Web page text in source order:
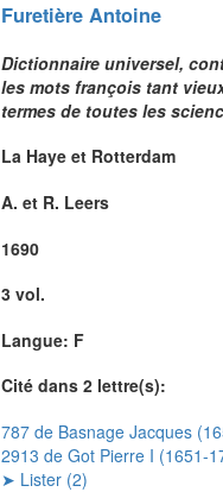
Furetière Antoine
Dictionnaire universel,
les mots françois tant
termes de toutes les
La Haye et Rotterdam
A. et R. Leers
1690
3 vol.
Langue: F
Cité dans 2 lettre(s):
787 de Basnage Jacques
2913 de Got Pierre I (1651-
➤ Lister (2)